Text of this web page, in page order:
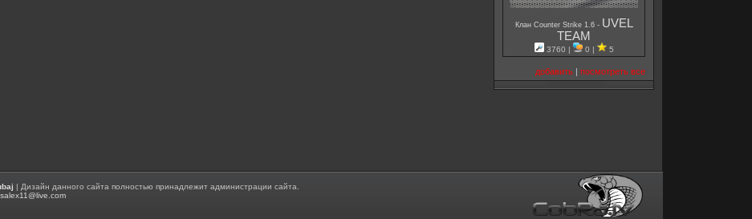
Клан Counter Strike 1.6 - UVEL
TEAM
3760 | 0 | 5
добавить | посмотреть все
| Дизайн данного сайта полностью принадлежит администрации сайта.